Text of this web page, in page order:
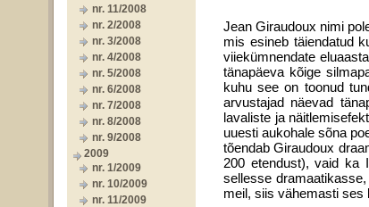
nr. 11/2008
nr. 2/2008
nr. 3/2008
nr. 4/2008
nr. 5/2008
nr. 6/2008
nr. 7/2008
nr. 8/2008
nr. 9/2008
2009
nr. 1/2009
nr. 10/2009
nr. 11/2009
Jean Giraudoux nimi
mis esineb täiendatud
viiekümnendate
tänapäeva kõige
kuhu see on toonud
arvustajad näevad
lavaliste ja
uuesti aukohale sõna
tõendab Giraudoux
200 etendust), vaid ka
sellesse
meil, siis vähemasti ses